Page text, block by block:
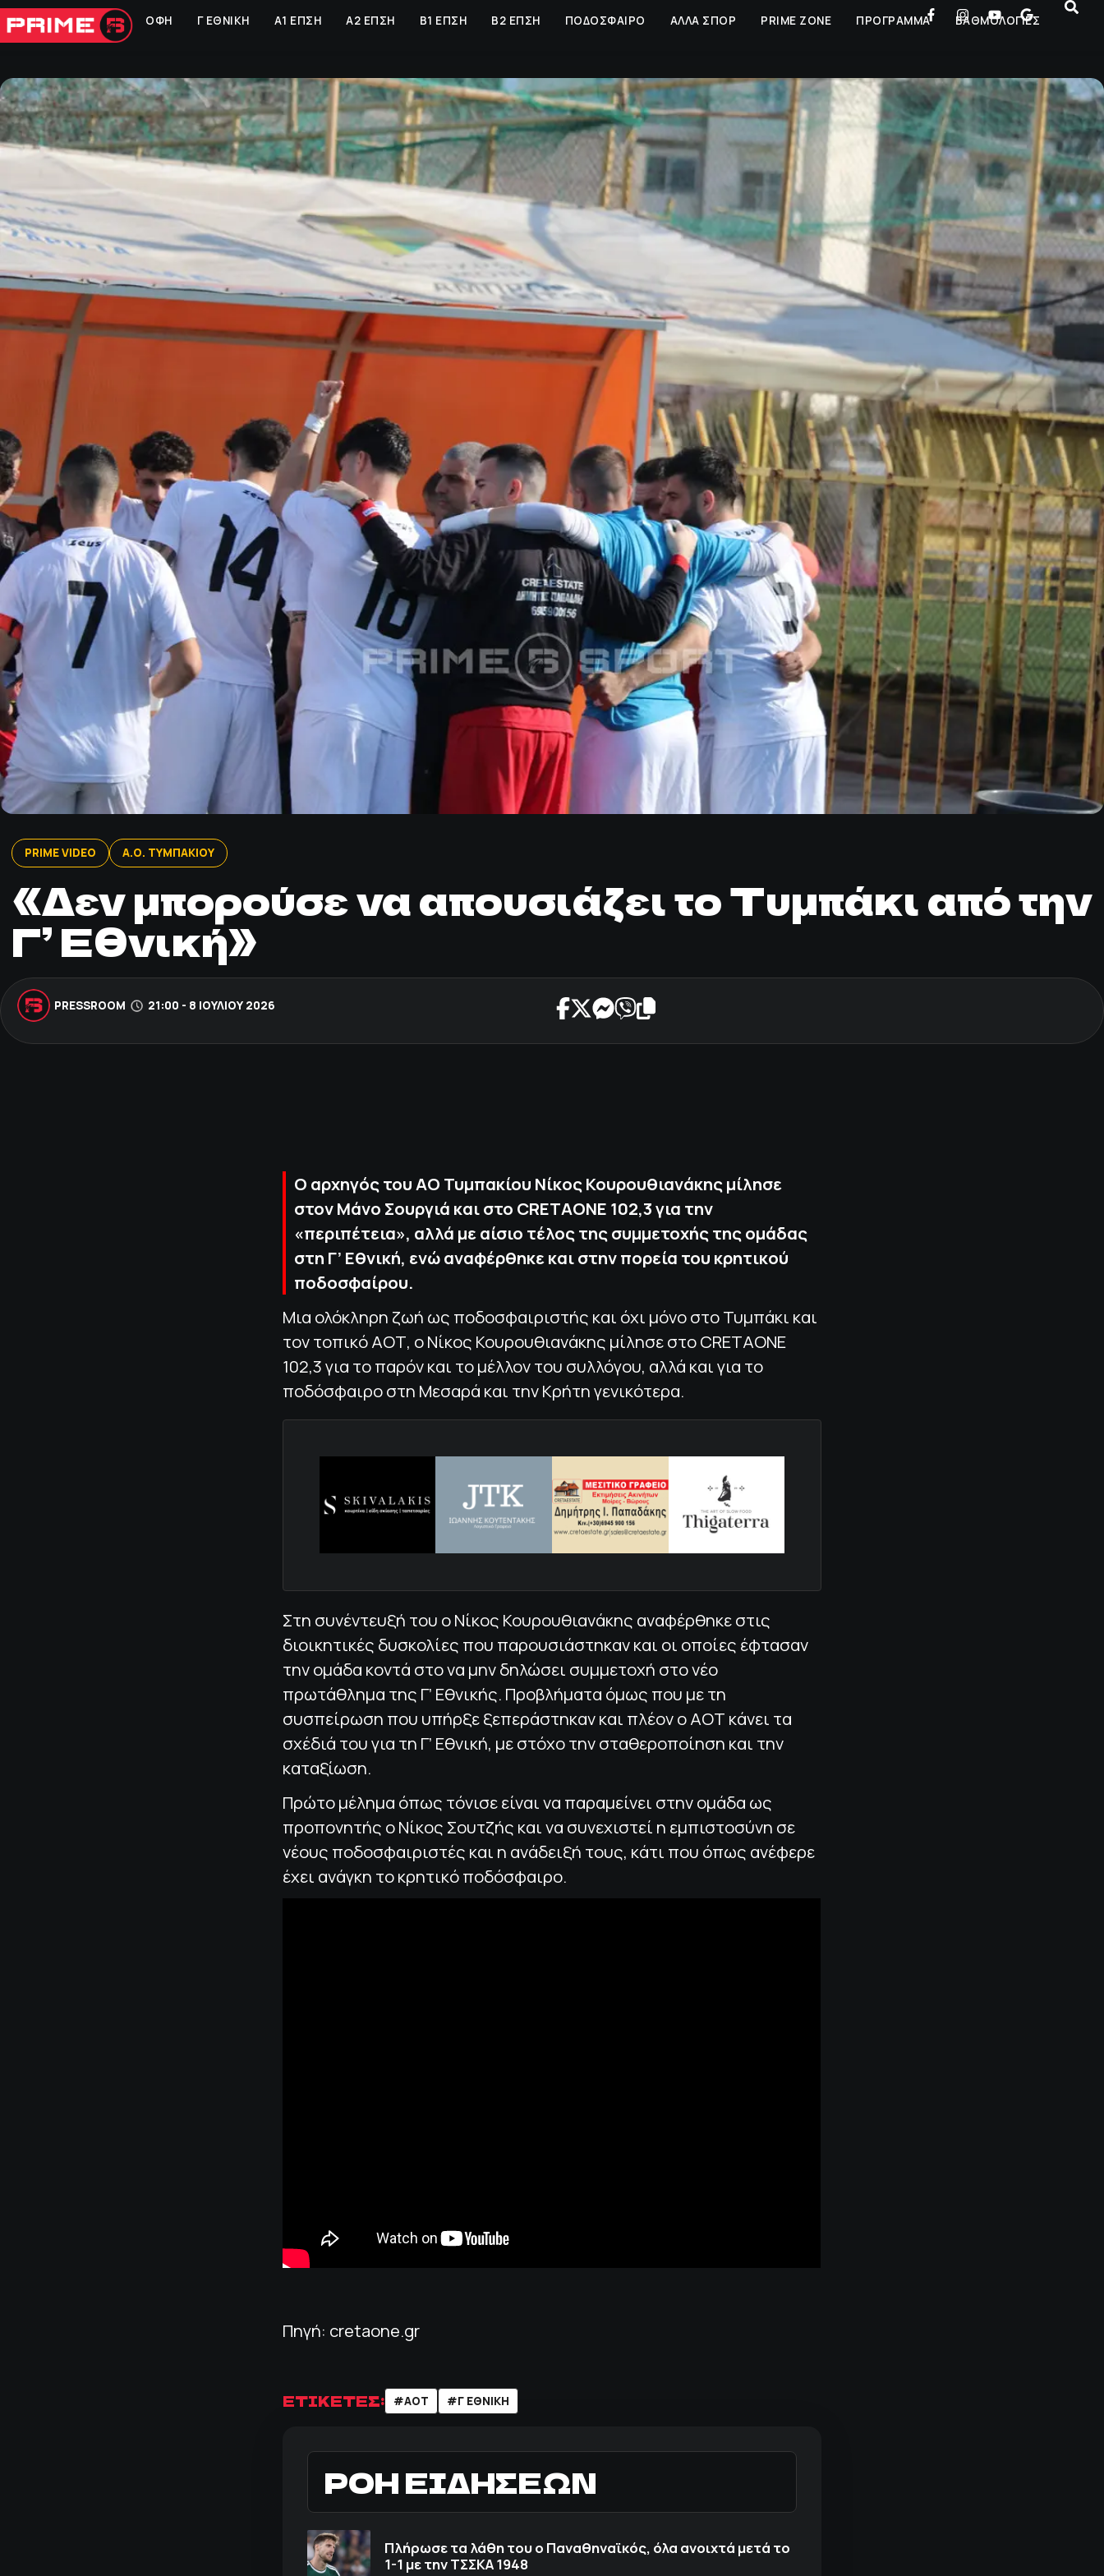
ΟΦΗ Γ ΕΘΝΙΚΗ Α1 ΕΠΣΗ Α2 ΕΠΣΗ Β1 ΕΠΣΗ Β2 ΕΠΣΗ ΠΟΔΟΣΦΑΙΡΟ ΑΛΛΑ ΣΠΟΡ PRIME ZONE ΠΡΟΓΡΑΜΜΑ ΒΑΘΜΟΛΟΓΙΕΣ
PRIME VIDEO Α.Ο. ΤΥΜΠΑΚΙΟΥ
«Δεν μπορούσε να απουσιάζει το Τυμπάκι από την
Γ’ Εθνική»
PRESSROOM 21:00 - 8 ΙΟΥΛΊΟΥ 2026
Ο αρχηγός του ΑΟ Τυμπακίου Νίκος Κουρουθιανάκης μίλησε
στον Μάνο Σουργιά και στο CRETAONE 102,3 για την
«περιπέτεια», αλλά με αίσιο τέλος της συμμετοχής της ομάδας
στη Γ’ Εθνική, ενώ αναφέρθηκε και στην πορεία του κρητικού
ποδοσφαίρου.
Μια ολόκληρη ζωή ως ποδοσφαιριστής και όχι μόνο στο Τυμπάκι και
τον τοπικό ΑΟΤ, ο Νίκος Κουρουθιανάκης μίλησε στο CRETAONE
102,3 για το παρόν και το μέλλον του συλλόγου, αλλά και για το
ποδόσφαιρο στη Μεσαρά και την Κρήτη γενικότερα.
Στη συνέντευξή του ο Νίκος Κουρουθιανάκης αναφέρθηκε στις
διοικητικές δυσκολίες που παρουσιάστηκαν και οι οποίες έφτασαν
την ομάδα κοντά στο να μην δηλώσει συμμετοχή στο νέο
πρωτάθλημα της Γ’ Εθνικής. Προβλήματα όμως που με τη
συσπείρωση που υπήρξε ξεπεράστηκαν και πλέον ο ΑΟΤ κάνει τα
σχέδιά του για τη Γ’ Εθνική, με στόχο την σταθεροποίηση και την
καταξίωση.
Πρώτο μέλημα όπως τόνισε είναι να παραμείνει στην ομάδα ως
προπονητής ο Νίκος Σουτζής και να συνεχιστεί η εμπιστοσύνη σε
νέους ποδοσφαιριστές και η ανάδειξή τους, κάτι που όπως ανέφερε
έχει ανάγκη το κρητικό ποδόσφαιρο.
Πηγή: cretaone.gr
ΕΤΙΚΕΤΕΣ: #ΑΟΤ #Γ ΕΘΝΙΚΗ
ΡΟΗ ΕΙΔΗΣΕΩΝ
Πλήρωσε τα λάθη του ο Παναθηναϊκός, όλα ανοιχτά μετά το
1-1 με την ΤΣΣΚΑ 1948